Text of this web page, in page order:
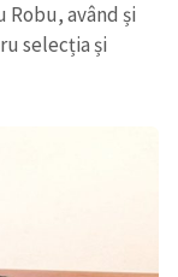
având și
selecția și